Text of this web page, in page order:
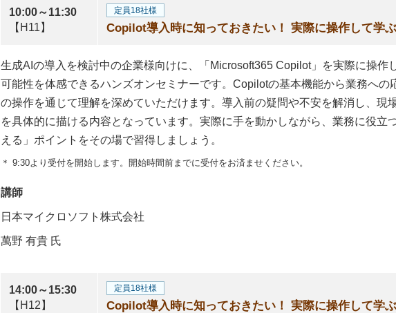
10:00～11:30
【H11】
定員18社様
Copilot導入時に知っておきたい！ 実際に操作して学
生成AIの導入を検討中の企業様向けに、「Microsoft365 Copilot」を実際に操作
可能性を体感できるハンズオンセミナーです。Copilotの基本機能から業務への
の操作を通じて理解を深めていただけます。導入前の疑問や不安を解消し、現
を具体的に描ける内容となっています。実際に手を動かしながら、業務に役立
える」ポイントをその場で習得しましょう。
＊ 9:30より受付を開始します。開始時間前までに受付をお済ませください。
講師
日本マイクロソフト株式会社
萬野 有貴 氏
14:00～15:30
【H12】
定員18社様
Copilot導入時に知っておきたい！ 実際に操作して学